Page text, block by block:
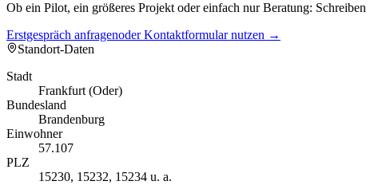
Ob ein Pilot, ein größeres Projekt oder einfach nur Beratung:
Erstgespräch anfragenoder Kontaktformular nutzen →
Standort-Daten
Stadt
Frankfurt (Oder)
Bundesland
Brandenburg
Einwohner
57.107
PLZ
15230, 15232, 15234 u. a.